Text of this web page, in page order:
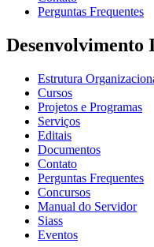
Perguntas Frequentes
Desenvolvimento
Estrutura
Cursos
Projetos e Programas
Serviços
Editais
Documentos
Contato
Perguntas Frequentes
Concursos
Manual do Servidor
Siass
Eventos